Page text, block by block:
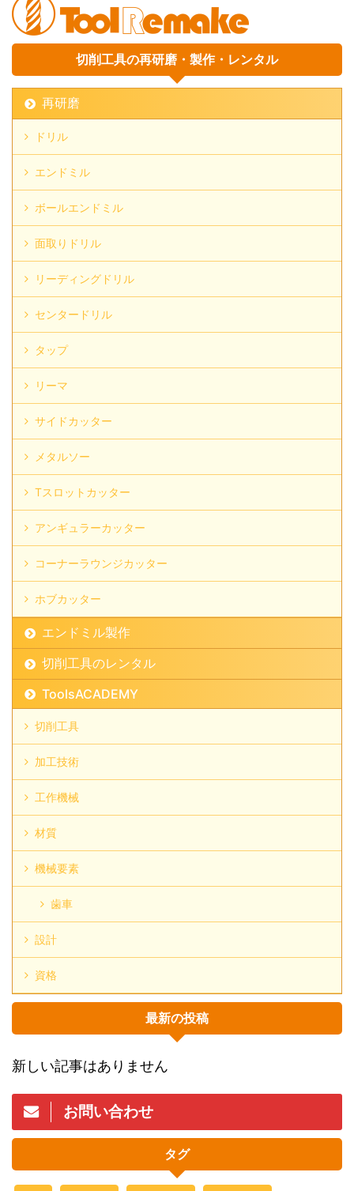
切削工具の再研磨・製作・レンタル
再研磨
ドリル
エンドミル
ボールエンドミル
面取りドリル
リーディングドリル
センタードリル
タップ
リーマ
サイドカッター
メタルソー
Tスロットカッター
アンギュラーカッター
コーナーラウンジカッター
ホブカッター
エンドミル製作
切削工具のレンタル
ToolsACADEMY
切削工具
加工技術
工作機械
材質
機械要素
歯車
設計
資格
最新の投稿
新しい記事はありません
お問い合わせ
タグ